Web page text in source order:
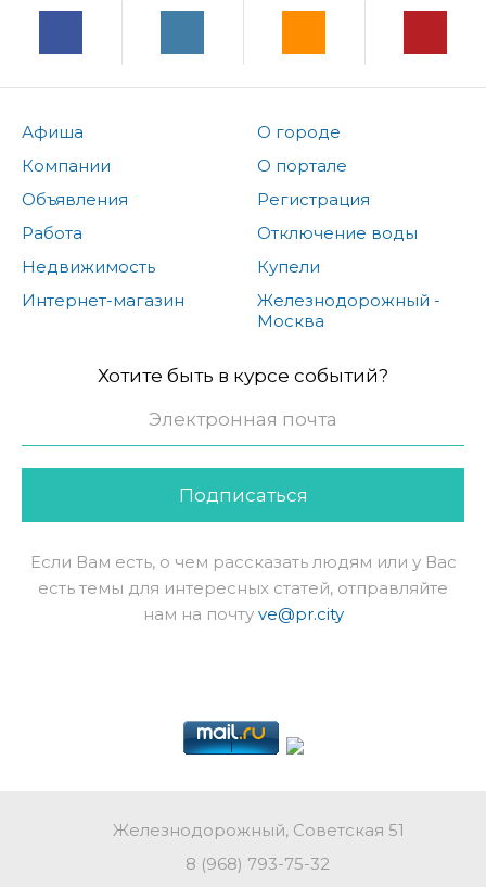
Афиша
Компании
Объявления
Работа
Недвижимость
Интернет-магазин
О городе
О портале
Регистрация
Отключение воды
Купели
Железнодорожный -
Москва
Хотите быть в курсе событий?
Подписаться
Если Вам есть, о чем рассказать людям или у Вас
есть темы для интересных статей, отправляйте
нам на почту ve@pr.city
Железнодорожный, Советская 51
8 (968) 793-75-32